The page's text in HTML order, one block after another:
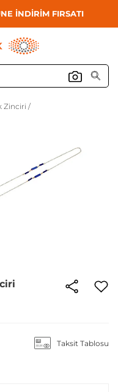
İNDİRİM FIRSATI
Zinciri /
Taksit Tablosu